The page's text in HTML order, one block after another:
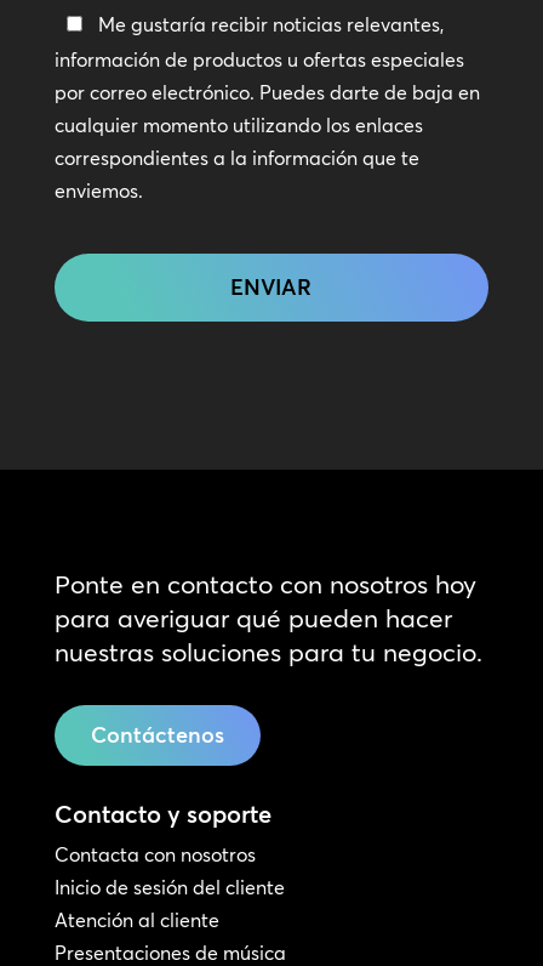
Manténte
en
contacto
Me gustaría recibir noticias relevantes,
información de productos u ofertas especiales
por correo electrónico. Puedes darte de baja en
cualquier momento utilizando los enlaces
correspondientes a la información que te
enviemos.
Ponte en contacto con nosotros hoy
para averiguar qué pueden hacer
nuestras soluciones para tu negocio.
Contáctenos
Contacto y soporte
Contacta con nosotros
Inicio de sesión del cliente
Atención al cliente
Presentaciones de música